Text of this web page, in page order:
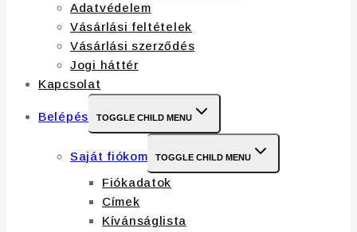
Adatvédelem
Vásárlási feltételek
Vásárlási szerződés
Jogi háttér
Kapcsolat
Belépés TOGGLE CHILD MENU
Saját fiókom TOGGLE CHILD MENU
Fiókadatok
Címek
Kívánságlista